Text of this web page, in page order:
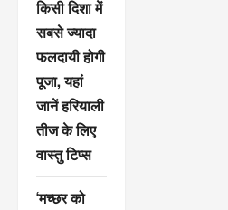
किसी दिशा में
सबसे ज्यादा
फलदायी होगी
पूजा, यहां
जानें हरियाली
तीज के लिए
वास्तु टिप्स
‘मच्छर को